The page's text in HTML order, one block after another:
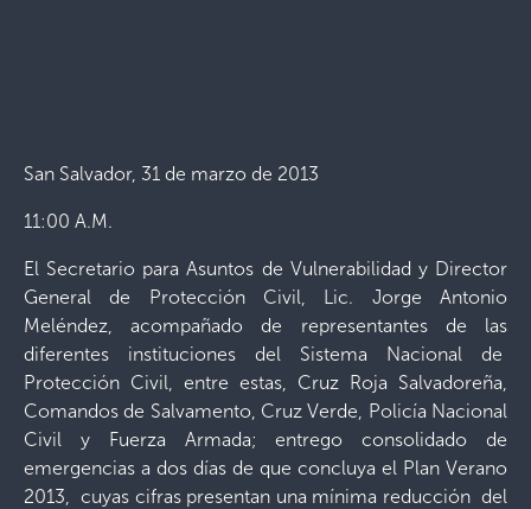
San Salvador, 31 de marzo de 2013
11:00 A.M.
El Secretario para Asuntos de Vulnerabilidad y Director
General de Protección Civil, Lic. Jorge Antonio
Meléndez, acompañado de representantes de las
diferentes instituciones del Sistema Nacional de
Protección Civil, entre estas, Cruz Roja Salvadoreña,
Comandos de Salvamento, Cruz Verde, Policía Nacional
Civil y Fuerza Armada; entrego consolidado de
emergencias a dos días de que concluya el Plan Verano
2013, cuyas cifras presentan una mínima reducción del